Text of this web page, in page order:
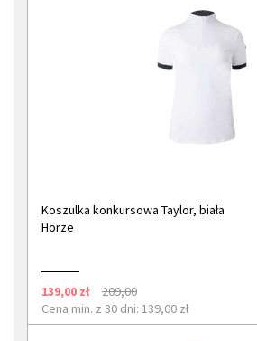
Koszulka konkursowa Taylor, biała
Horze
139,00 zł
209,00
Cena min. z 30 dni: 139,00 zł